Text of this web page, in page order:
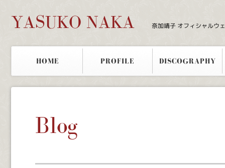
YASUKO NAKA 奈加靖子 オフィシャルウ
HOME PROFILE DISCOGRAPHY
Blog